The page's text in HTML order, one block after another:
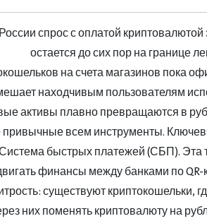
спрос с оплатой
остается до сих пор на границе
на счета магазинов пока
находчивым пользователям
активы плавно превращаются в
всем инструменты.
быстрых платежей (СБП). Эта
финансы между банками по
существуют криптокошельки,
них поменять криптовалюту на